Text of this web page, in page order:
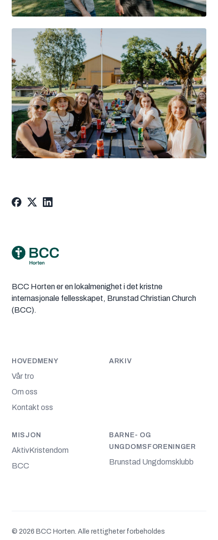
BCC Horten er en lokalmenighet i det kristne
internasjonale fellesskapet, Brunstad Christian Church
(BCC).
HOVEDMENY
Vår tro
Om oss
Kontakt oss
ARKIV
MISJON
AktivKristendom
BCC
BARNE- OG
UNGDOMSFORENINGER
Brunstad Ungdomsklubb
© 2026 BCC Horten. Alle rettigheter forbeholdes